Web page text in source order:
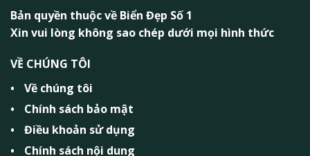
Bản quyền thuộc về Biển Đẹp Số 1
Xin vui lòng không sao chép dưới mọi hình thức
VỀ CHÚNG TÔI
Về chúng tôi
Chính sách bảo mật
Điều khoản sử dụng
Chính sách nội dung